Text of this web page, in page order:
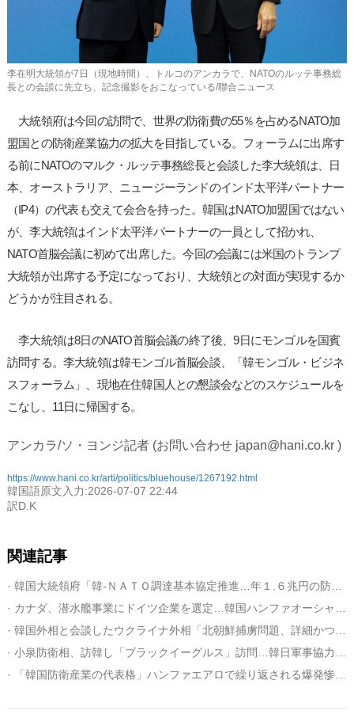
李在明大統領が7日（現地時間）、トルコのアンカラで、NATOのルッテ事務総
長との会談に先立ち、記念撮影をおこなっている/聯合ニュース
大統領府は今回の訪問で、世界の防衛費の55％を占めるNATO加
盟国との防衛産業協力の拡大を目指している。フォーラムに出席す
る前にNATOのマルク・ルッテ事務総長と会談した李大統領は、日
本、オーストラリア、ニュージーランドのインド太平洋パートナー
（IP4）の代表も交えて会合を持った。韓国はNATO加盟国ではない
が、李大統領はインド太平洋パートナーの一員として招かれ、
NATO首脳会議に初めて出席した。今回の会議には米国のトランプ
大統領が出席する予定になっており、大統領との対面が実現するか
どうかが注目される。
李大統領は8日のNATO首脳会議の終了後、9日にモンゴルを国賓
訪問する。李大統領は韓モンゴル首脳会談、「韓モンゴル・ビジネ
スフォーラム」、現地在住韓国人との懇談会などのスケジュールを
こなし、11日に帰国する。
アンカラ/ソ・ヨンジ記者 (お問い合わせ japan@hani.co.kr )
https://www.hani.co.kr/arti/politics/bluehouse/1267192.html
韓国語原文入力:2026-07-07 22:44
訳D.K
関連記事
· 韓国大統領府「韓‐ＮＡＴＯ調達基本協定推進…年１.６兆円の防産市場参入の基盤に」